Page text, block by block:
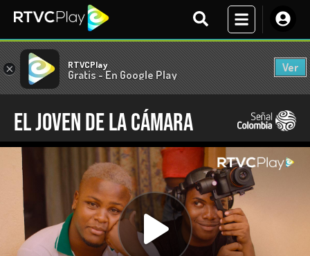
× RTVCPlay
Gratis - En Google Play
Ver
El joven de la cámara